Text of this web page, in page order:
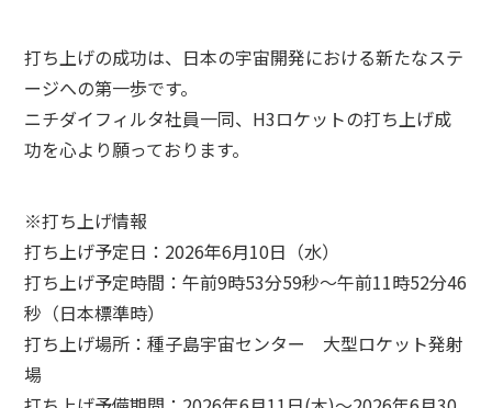
打ち上げの成功は、日本の宇宙開発における新たなステ
ージへの第一歩です。
ニチダイフィルタ社員一同、H3ロケットの打ち上げ成
功を心より願っております。
※打ち上げ情報
打ち上げ予定日：2026年6月10日（水）
打ち上げ予定時間：午前9時53分59秒～午前11時52分46
秒（日本標準時）
打ち上げ場所：種子島宇宙センター 大型ロケット発射
場